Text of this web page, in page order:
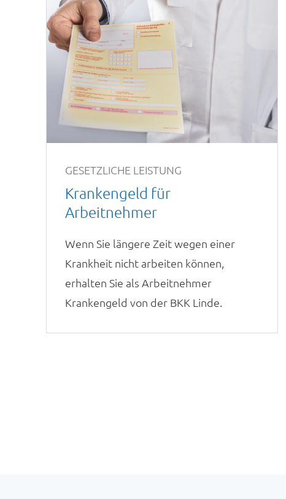
GESETZLICHE LEISTUNG
Krankengeld für
Arbeitnehmer
Wenn Sie längere Zeit wegen einer
Krankheit nicht arbeiten können,
erhalten Sie als Arbeitnehmer
Krankengeld von der BKK Linde.